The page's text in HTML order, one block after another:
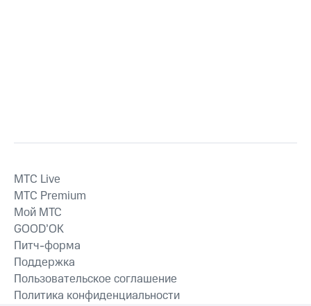
MTС Live
MTС Premium
Мой МТС
GOOD’OK
Питч-форма
Поддержка
Пользовательское соглашение
Политика конфиденциальности